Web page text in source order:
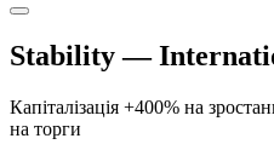
Stability —
Капіталізація +400% на
на торги